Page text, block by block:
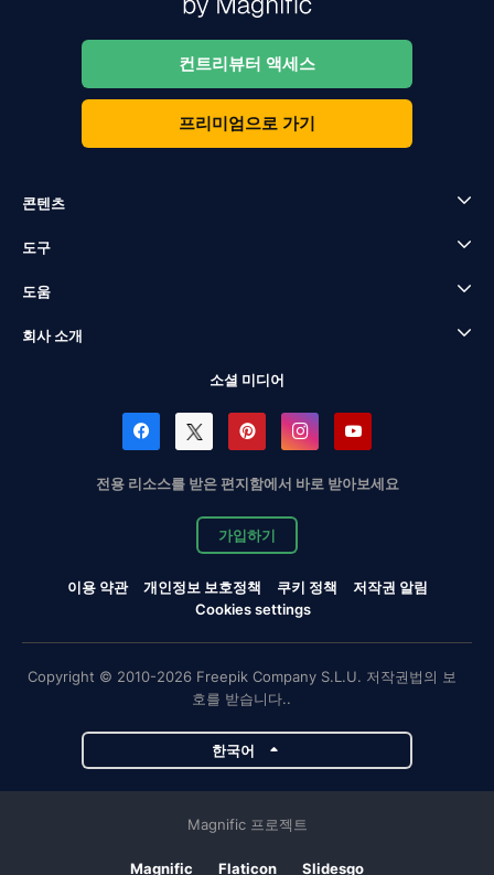
컨트리뷰터 액세스
프리미엄으로 가기
콘텐츠
도구
도움
회사 소개
소셜 미디어
전용 리소스를 받은 편지함에서 바로 받아보세요
가입하기
이용 약관 개인정보 보호정책 쿠키 정책
저작권 알림
Cookies settings
Copyright © 2010-2026 Freepik Company S.L.U. 저작권법의 보
호를 받습니다..
한국어
Magnific 프로젝트
Magnific Flaticon Slidesgo